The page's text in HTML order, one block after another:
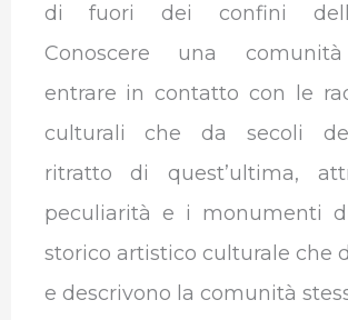
di fuori dei confini
Conoscere una
entrare in contatto con le
culturali che da secoli
ritratto di quest’ultima,
peculiarità e i monumenti
storico artistico culturale che
e descrivono la comunità